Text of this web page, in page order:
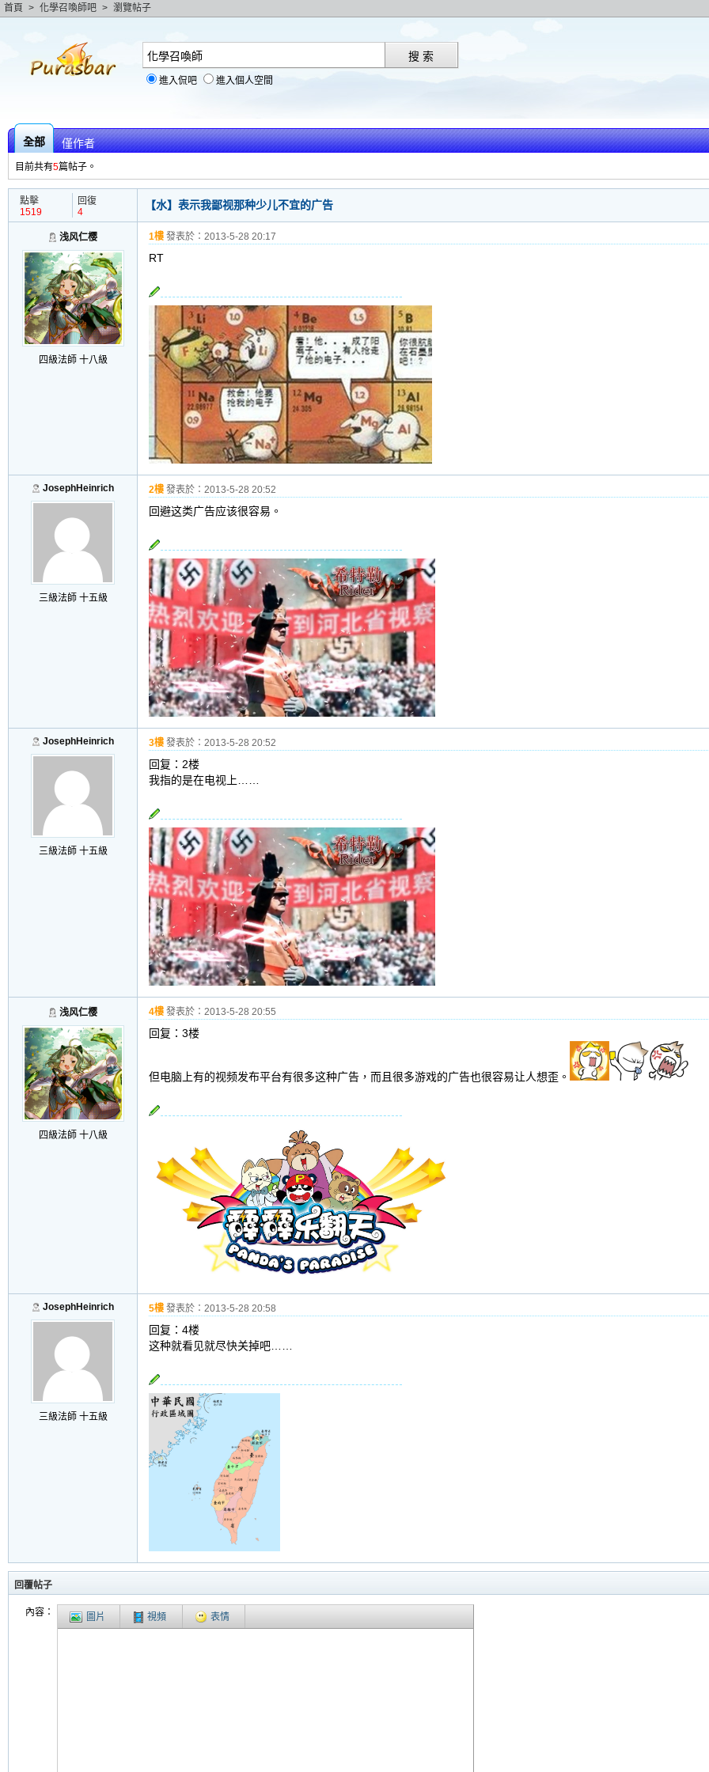
首頁 > 化學召喚師吧 > 瀏覽帖子
進入侃吧 進入個人空間
全部 僅作者
目前共有5篇帖子。
點擊
回復
1519
4
【水】表示我鄙视那种少儿不宜的广告
浅风仁樱
四級法師 十八級
1樓 發表於： 2013-5-28 20:17
RT
JosephHeinrich
三級法師 十五級
2樓 發表於： 2013-5-28 20:52
回避这类广告应该很容易。
JosephHeinrich
三級法師 十五級
3樓 發表於： 2013-5-28 20:52
回复：2楼
我指的是在电视上……
浅风仁樱
四級法師 十八級
4樓 發表於： 2013-5-28 20:55
回复：3楼
但电脑上有的视频发布平台有很多这种广告，而且很多游戏的广告也很容易让人想歪。
JosephHeinrich
三級法師 十五級
5樓 發表於： 2013-5-28 20:58
回复：4楼
这种就看见就尽快关掉吧……
回覆帖子
內容： 圖片 視頻 表情